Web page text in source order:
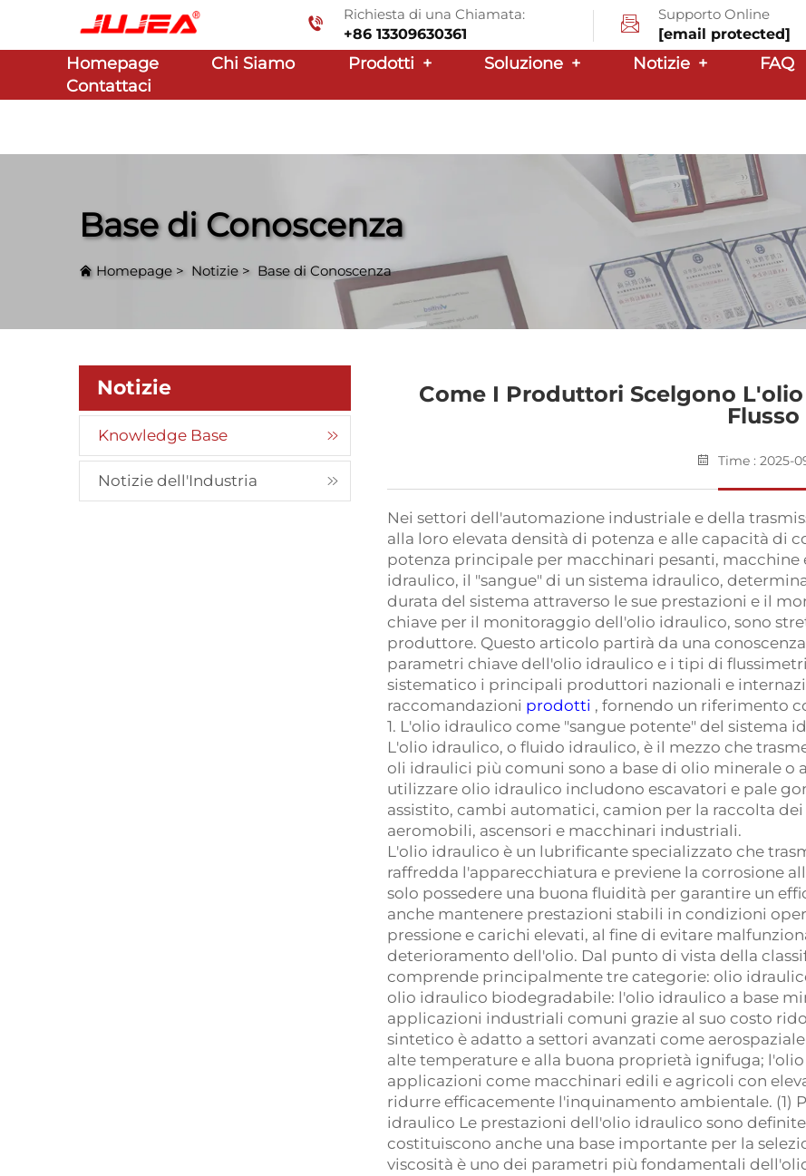
Richiesta di una Chiamata:
+86 13309630361
Supporto Online
[email protected]
Homepage Chi Siamo Prodotti + Soluzione + Notizie +
FAQ
Contattaci
Base di Conoscenza
Homepage > Notizie > Base di Conoscenza
Notizie
Knowledge Base
Notizie dell'Industria
Come I Produttori Scelgono
Flusso
Time : 2025-
Nei settori dell'automazione industriale e della
alla loro elevata densità di potenza e alle capacità di
potenza principale per macchinari pesanti, macchine
idraulico, il "sangue" di un sistema idraulico,
durata del sistema attraverso le sue prestazioni e il
chiave per il monitoraggio dell'olio idraulico, sono
produttore. Questo articolo partirà da una
parametri chiave dell'olio idraulico e i tipi di
sistematico i principali produttori nazionali e
raccomandazioni prodotti , fornendo un riferimento
1. L'olio idraulico come "sangue potente" del sistema
L'olio idraulico, o fluido idraulico, è il mezzo che
oli idraulici più comuni sono a base di olio minerale o
utilizzare olio idraulico includono escavatori e pale
assistito, cambi automatici, camion per la raccolta
aeromobili, ascensori e macchinari industriali.
L'olio idraulico è un lubrificante specializzato che
raffredda l'apparecchiatura e previene la corrosione
solo possedere una buona fluidità per garantire un
anche mantenere prestazioni stabili in condizioni
pressione e carichi elevati, al fine di evitare
deterioramento dell'olio. Dal punto di vista della
comprende principalmente tre categorie: olio
olio idraulico biodegradabile: l'olio idraulico a base
applicazioni industriali comuni grazie al suo costo
sintetico è adatto a settori avanzati come
alte temperature e alla buona proprietà ignifuga;
applicazioni come macchinari edili e agricoli con
ridurre efficacemente l'inquinamento ambientale. (1)
idraulico Le prestazioni dell'olio idraulico sono
costituiscono anche una base importante per la
viscosità è uno dei parametri più fondamentali